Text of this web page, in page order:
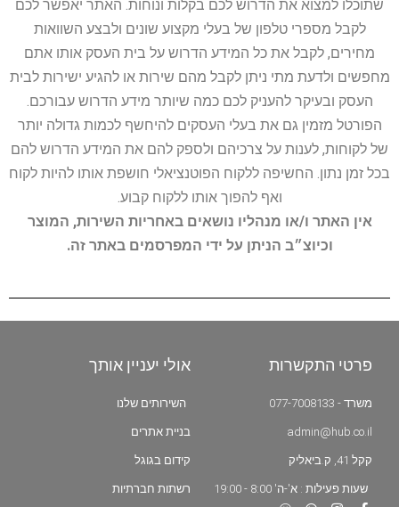
שתוכלו למצוא את הדרוש לכם בקלות ונוחות. האתר יאפשר לכם
לקבל מספרי טלפון של בעלי מקצוע שונים ולבצע השוואות
מחירים, לקבל את כל המידע הדרוש על בית העסק אותו אתם
מחפשים ולדעת מתי ניתן לקבל מהם שירות או להגיע ישירות לבית
העסק ובעיקר להעניק לכם כמה שיותר מידע הדרוש עבורכם.
הפורטל מזמין גם את בעלי העסקים להיחשף לכמות גדולה יותר
של לקוחות, לענות על צרכיהם ולספק להם את המידע הדרוש להם
בכל זמן נתון. החשיפה ללקוח הפוטנציאלי חושפת אותו להיות לקוח
ואף להפוך אותו ללקוח קבוע.
אין האתר ו/או מנהליו נושאים באחריות השירות, המוצר
וכיוצ״ב הניתן על ידי המפרסמים באתר זה.
פרטי התקשרות
משרד - 077-7008133
admin@hub.co.il
קקל 41, ק.ביאליק
שעות פעילות : א'-ה' 8:00 - 19:00
אולי יעניין אותך
השירותים שלנו
בניית אתרים
קידום בגוגל
רשתות חברתיות